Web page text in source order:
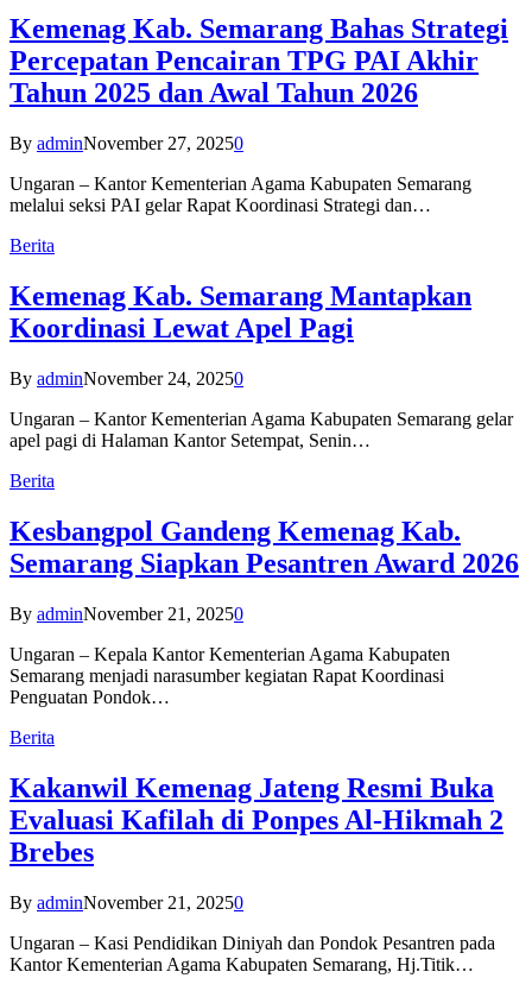
Kemenag Kab. Semarang Bahas Strategi
Percepatan Pencairan TPG PAI Akhir
Tahun 2025 dan Awal Tahun 2026
By adminNovember 27, 20250
Ungaran – Kantor Kementerian Agama Kabupaten Semarang
melalui seksi PAI gelar Rapat Koordinasi Strategi dan…
Berita
Kemenag Kab. Semarang Mantapkan
Koordinasi Lewat Apel Pagi
By adminNovember 24, 20250
Ungaran – Kantor Kementerian Agama Kabupaten Semarang gelar
apel pagi di Halaman Kantor Setempat, Senin…
Berita
Kesbangpol Gandeng Kemenag Kab.
Semarang Siapkan Pesantren Award 2026
By adminNovember 21, 20250
Ungaran – Kepala Kantor Kementerian Agama Kabupaten
Semarang menjadi narasumber kegiatan Rapat Koordinasi
Penguatan Pondok…
Berita
Kakanwil Kemenag Jateng Resmi Buka
Evaluasi Kafilah di Ponpes Al-Hikmah 2
Brebes
By adminNovember 21, 20250
Ungaran – Kasi Pendidikan Diniyah dan Pondok Pesantren pada
Kantor Kementerian Agama Kabupaten Semarang, Hj.Titik…